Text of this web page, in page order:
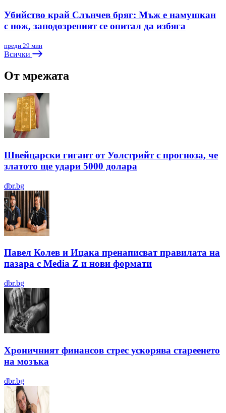
Убийство край Слънчев бряг: Мъж е намушкан
с нож, заподозреният се опитал да избяга
преди 29 мин
Всички
От мрежата
Швейцарски гигант от Уолстрийт с прогноза, че
златото ще удари 5000 долара
dbr.bg
Павел Колев и Ицака пренаписват правилата на
пазара с Media Z и нови формати
dbr.bg
Хроничният финансов стрес ускорява стареенето
на мозъка
dbr.bg